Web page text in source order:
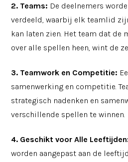
2. Teams: De deelnemers
verdeeld, waarbij elk teamlid
kan laten zien. Het team dat de
over alle spellen heen, wint de
3. Teamwork en Competitie:
samenwerking en competitie.
strategisch nadenken en
verschillende spellen te winnen.
4. Geschikt voor Alle
worden aangepast aan de